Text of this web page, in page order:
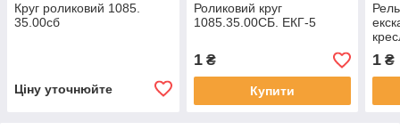
Круг роликовий 1085.
35.00сб
Ціну уточнюйте
Роликовий круг
1085.35.00СБ. ЕКГ-5
1₴
Купити
1 ₴